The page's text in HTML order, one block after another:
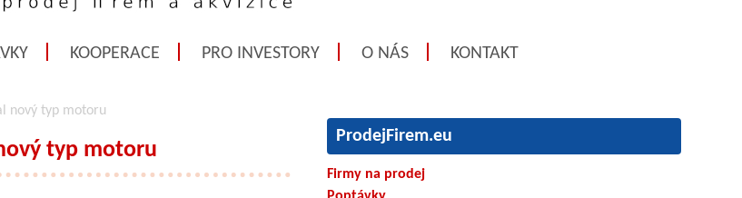
KOOPERACE PRO INVESTORY O NÁS KONTAKT
nový typ motoru
typ motoru
ProdejFirem.eu
Firmy na prodej